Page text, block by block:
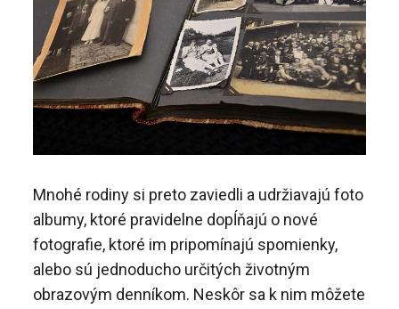
Mnohé rodiny si preto zaviedli a udržiavajú foto
albumy, ktoré pravidelne dopĺňajú o nové
fotografie, ktoré im pripomínajú spomienky,
alebo sú jednoducho určitých životným
obrazovým denníkom. Neskôr sa k nim môžete